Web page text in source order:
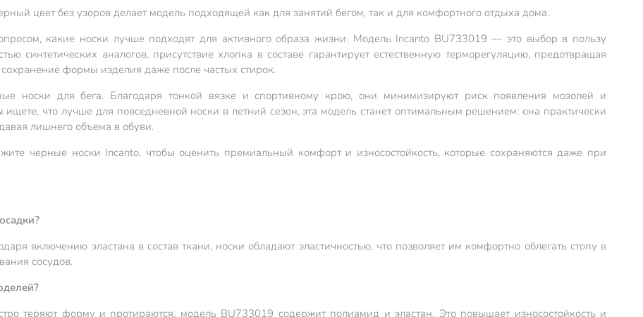
цвет без узоров делает модель подходящей как для занятий бегом, так и для комфортного отдыха дома.
какие носки лучше подходят для активного образа жизни. Модель Incanto BU733019 — это выбор в пользу
синтетических аналогов, присутствие хлопка в составе гарантирует естественную терморегуляцию, предотвращая
формы изделия даже после частых стирок.
носки для бега. Благодаря тонкой вязке и спортивному крою, они минимизируют риск появления мозолей и
что лучше для повседневной носки в летний сезон, эта модель станет оптимальным решением: она практически
лишнего объема в обуви.
черные носки Incanto, чтобы оценить премиальный комфорт и износостойкость, которые сохраняются даже при
включению эластана в состав ткани, носки обладают эластичностью, что позволяет им комфортно облегать стопу в
сосудов.
теряют форму и протираются, модель BU733019 содержит полиамид и эластан. Это повышает износостойкость и